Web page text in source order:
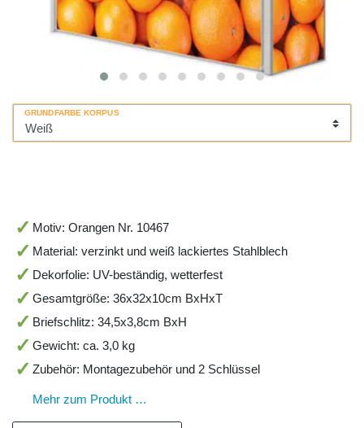
GRUNDFARBE KORPUS
Motiv: Orangen Nr. 10467
Material: verzinkt und weiß lackiertes Stahlblech
Dekorfolie: UV-beständig, wetterfest
Gesamtgröße: 36x32x10cm BxHxT
Briefschlitz: 34,5x3,8cm BxH
Gewicht: ca. 3,0 kg
Zubehör: Montagezubehör und 2 Schlüssel
Mehr zum Produkt …